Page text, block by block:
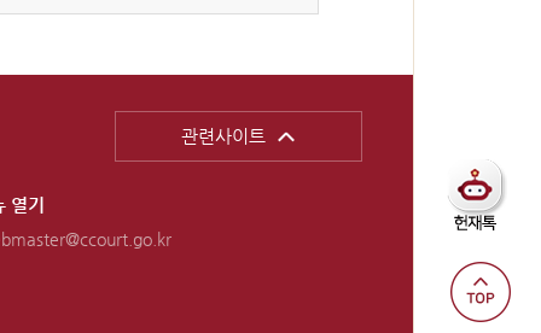
열기
관련사이트